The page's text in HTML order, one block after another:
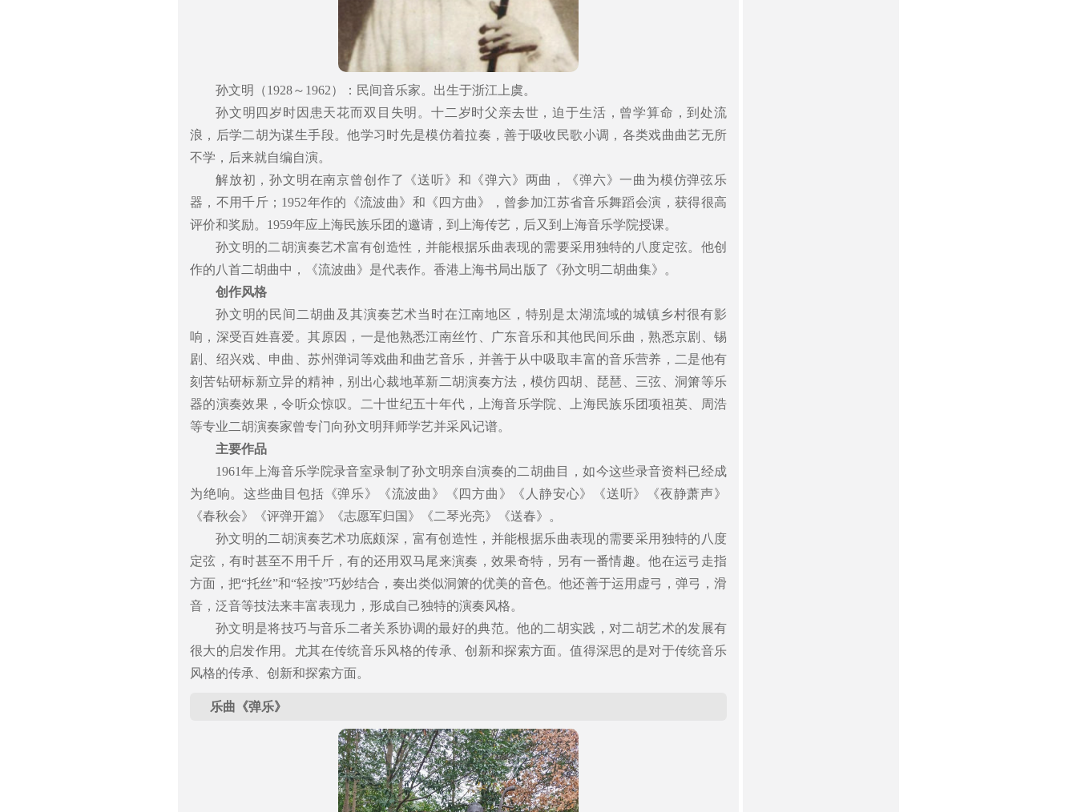
孙文明（1928～1962）：民间音乐家。出生于浙江上虞。
孙文明四岁时因患天花而双目失明。十二岁时父亲去世，迫于生活，曾学算命，到处流
浪，后学二胡为谋生手段。他学习时先是模仿着拉奏，善于吸收民歌小调，各类戏曲曲艺无所
不学，后来就自编自演。
解放初，孙文明在南京曾创作了《送听》和《弹六》两曲，《弹六》一曲为模仿弹弦乐
器，不用千斤；1952年作的《流波曲》和《四方曲》，曾参加江苏省音乐舞蹈会演，获得很高
评价和奖励。1959年应上海民族乐团的邀请，到上海传艺，后又到上海音乐学院授课。
孙文明的二胡演奏艺术富有创造性，并能根据乐曲表现的需要采用独特的八度定弦。他创
作的八首二胡曲中，《流波曲》是代表作。香港上海书局出版了《孙文明二胡曲集》。
创作风格
孙文明的民间二胡曲及其演奏艺术当时在江南地区，特别是太湖流域的城镇乡村很有影
响，深受百姓喜爱。其原因，一是他熟悉江南丝竹、广东音乐和其他民间乐曲，熟悉京剧、锡
剧、绍兴戏、申曲、苏州弹词等戏曲和曲艺音乐，并善于从中吸取丰富的音乐营养，二是他有
刻苦钻研标新立异的精神，别出心裁地革新二胡演奏方法，模仿四胡、琵琶、三弦、洞箫等乐
器的演奏效果，令听众惊叹。二十世纪五十年代，上海音乐学院、上海民族乐团项祖英、周浩
等专业二胡演奏家曾专门向孙文明拜师学艺并采风记谱。
主要作品
1961年上海音乐学院录音室录制了孙文明亲自演奏的二胡曲目，如今这些录音资料已经成
为绝响。这些曲目包括《弹乐》《流波曲》《四方曲》《人静安心》《送听》《夜静萧声》
《春秋会》《评弹开篇》《志愿军归国》《二琴光亮》《送春》。
孙文明的二胡演奏艺术功底颇深，富有创造性，并能根据乐曲表现的需要采用独特的八度
定弦，有时甚至不用千斤，有的还用双马尾来演奏，效果奇特，另有一番情趣。他在运弓走指
方面，把“托丝”和“轻按”巧妙结合，奏出类似洞箫的优美的音色。他还善于运用虚弓，弹弓，滑
音，泛音等技法来丰富表现力，形成自己独特的演奏风格。
孙文明是将技巧与音乐二者关系协调的最好的典范。他的二胡实践，对二胡艺术的发展有
很大的启发作用。尤其在传统音乐风格的传承、创新和探索方面。值得深思的是对于传统音乐
风格的传承、创新和探索方面。
乐曲《弹乐》